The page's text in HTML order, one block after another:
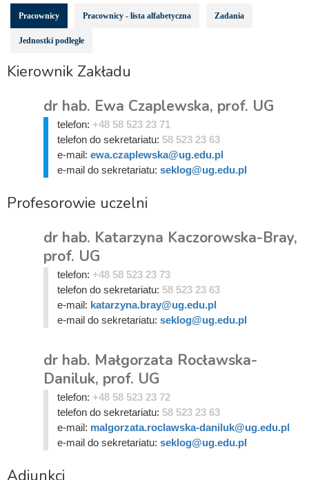
Pracownicy Pracownicy - lista alfabetyczna Zadania
Jednostki podległe
Kierownik Zakładu
dr hab. Ewa Czaplewska, prof. UG
telefon: +48 58 523 23 71
telefon do sekretariatu: 58 523 23 63
e-mail: ewa.czaplewska@ug.edu.pl
e-mail do sekretariatu: seklog@ug.edu.pl
Profesorowie uczelni
dr hab. Katarzyna Kaczorowska-Bray,
prof. UG
telefon: +48 58 523 23 73
telefon do sekretariatu: 58 523 23 63
e-mail: katarzyna.bray@ug.edu.pl
e-mail do sekretariatu: seklog@ug.edu.pl
dr hab. Małgorzata Rocławska-
Daniluk, prof. UG
telefon: +48 58 523 23 72
telefon do sekretariatu: 58 523 23 63
e-mail: malgorzata.roclawska-daniluk@ug.edu.pl
e-mail do sekretariatu: seklog@ug.edu.pl
Adiunkci